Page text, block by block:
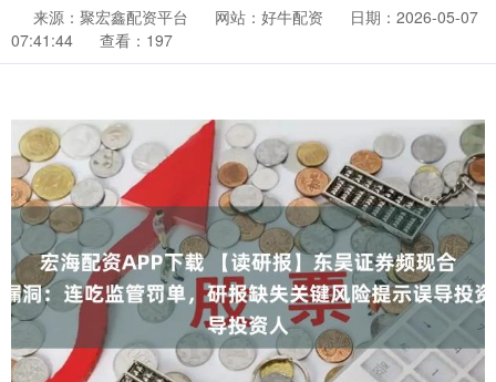
来源：聚宏鑫配资平台 网站：好牛配资
日期：2026-05-07
07:41:44
查看：197